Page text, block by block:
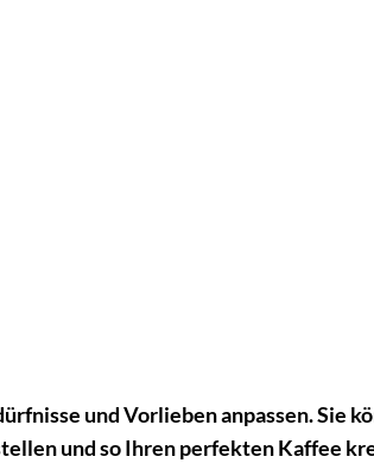
und Vorlieben anpassen. Sie
und so Ihren perfekten Kaffee